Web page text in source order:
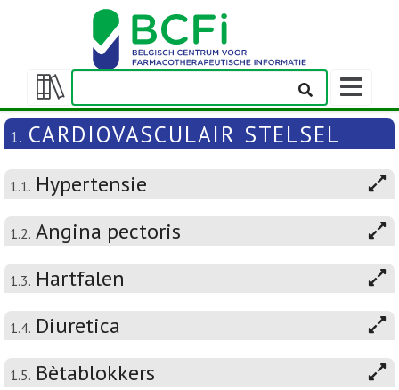
Weergeven/verbergen
inhoudstafel
1. CARDIOVASCULAIR STELSEL
1.1. Hypertensie
1.2. Angina pectoris
1.3. Hartfalen
1.4. Diuretica
1.5. Bètablokkers